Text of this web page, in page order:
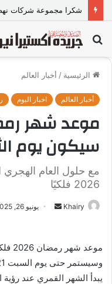
بحث
عن
الرئيسية / أخبار العالم
أخبار العالم اخبار اليوم
سيكون يوم الثلاثاء 17
2026 فلكيًا
Khairy
ل
ب
ر
يونيو 26, 2025
يبدأ الشهر القمري عند رؤية